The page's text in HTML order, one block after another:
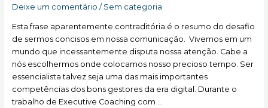
Deixe um comentário / Sem categoria
Esta frase aparentemente contraditória é o resumo do desafio
de sermos concisos em nossa comunicação. Vivemos em um
mundo que incessantemente disputa nossa atenção. Cabe a
nós escolhermos onde colocamos nosso precioso tempo. Ser
essencialista talvez seja uma das mais importantes
competências dos bons gestores da era digital. Durante o
trabalho de Executive Coaching com …